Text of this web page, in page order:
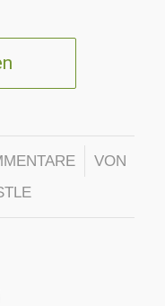
/
VON